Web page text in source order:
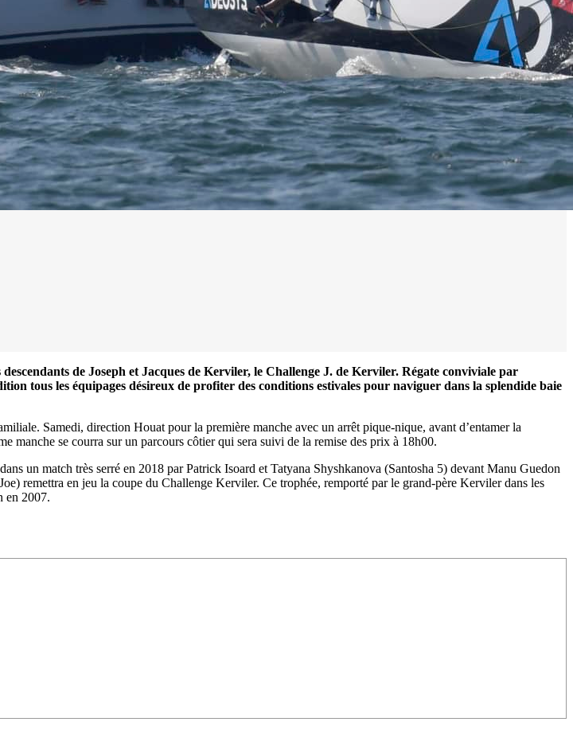
SP80
de Joseph et Jacques de Kerviler, le Challenge J. de Kerviler. Régate conviviale par
tous les équipages désireux de profiter des conditions estivales pour naviguer dans la splendide baie
Samedi, direction Houat pour la première manche avec un arrêt pique-nique, avant d’entamer la
manche se courra sur un parcours côtier qui sera suivi de la remise des prix à 18h00.
un match très serré en 2018 par Patrick Isoard et Tatyana Shyshkanova (Santosha 5) devant Manu Guedon
remettra en jeu la coupe du Challenge Kerviler. Ce trophée, remporté par le grand-père Kerviler dans les
en 2007.